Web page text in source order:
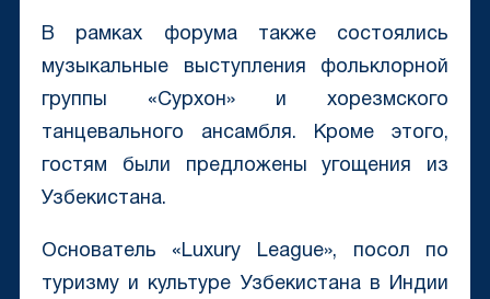
В рамках форума также состоялись
музыкальные выступления фольклорной
группы «Сурхон» и хорезмского
танцевального ансамбля. Кроме этого,
гостям были предложены угощения из
Узбекистана.
Основатель «Luxury League», посол по
туризму и культуре Узбекистана в Индии